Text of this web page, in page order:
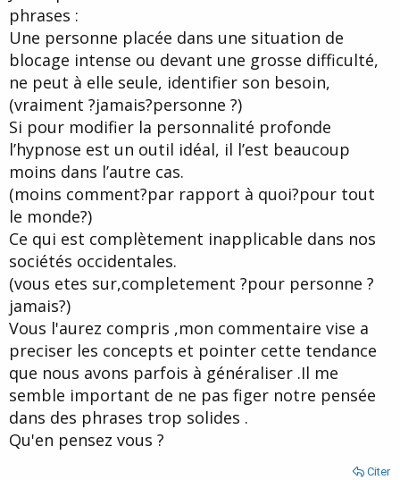
phrases :
Une personne placée dans une situation de
blocage intense ou devant une grosse difficulté,
ne peut à elle seule, identifier son besoin,
(vraiment ?jamais?personne ?)
Si pour modifier la personnalité profonde
l’hypnose est un outil idéal, il l’est beaucoup
moins dans l’autre cas.
(moins comment?par rapport à quoi?pour tout
le monde?)
Ce qui est complètement inapplicable dans nos
sociétés occidentales.
(vous etes sur,completement ?pour personne ?
jamais?)
Vous l'aurez compris ,mon commentaire vise a
preciser les concepts et pointer cette tendance
que nous avons parfois à généraliser .Il me
semble important de ne pas figer notre pensée
dans des phrases trop solides .
Qu'en pensez vous ?
Citer